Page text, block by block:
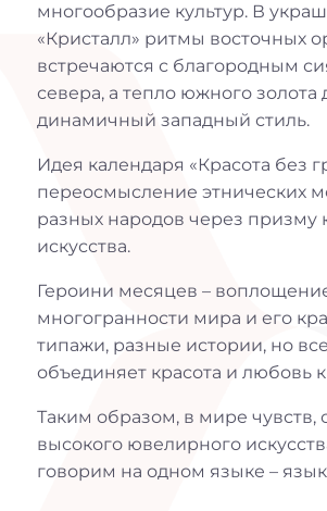
многообразие культур. В
«Кристалл» ритмы восточных
встречаются с благородным
севера, а тепло южного золота
динамичный западный стиль.
Идея календаря «Красота без
переосмысление этнических
разных народов через призму
искусства.
Героини месяцев –
многогранности мира и его
типажи, разные истории, но
объединяет красота и любовь
Таким образом, в мире чувств,
высокого ювелирного
говорим на одном языке –